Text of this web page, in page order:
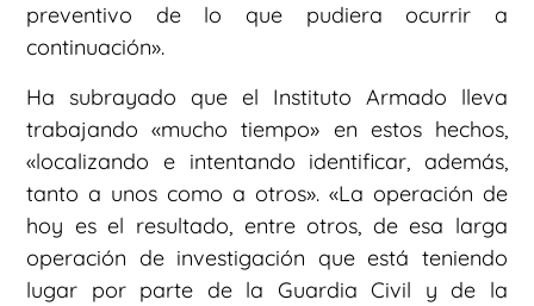
preventivo de lo que pudiera ocurrir a
continuación».
Ha subrayado que el Instituto Armado lleva
trabajando «mucho tiempo» en estos hechos,
«localizando e intentando identificar, además,
tanto a unos como a otros». «La operación de
hoy es el resultado, entre otros, de esa larga
operación de investigación que está teniendo
lugar por parte de la Guardia Civil y de la